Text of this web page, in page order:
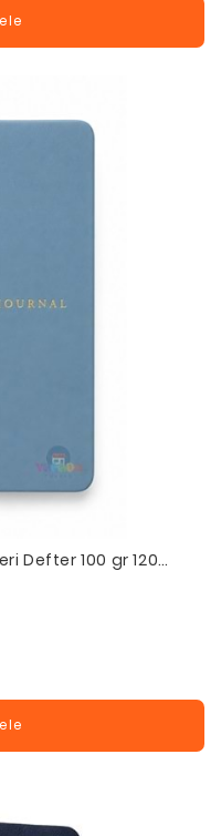
Defter 100 gr 120